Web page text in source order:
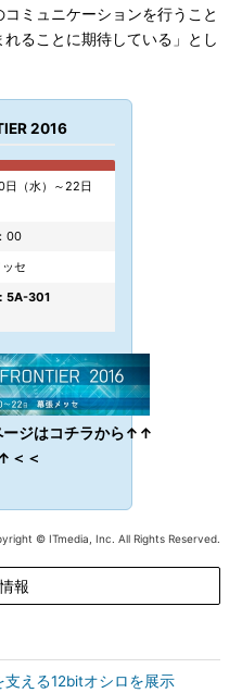
ミュニケーションを行うこと
ることに期待している」とし
2016
（水）～22日
00
セ
5A-301
ジはコチラから↑↑
↑＜＜
© ITmedia, Inc. All Rights Reserved.
報
える12bitオシロを展示